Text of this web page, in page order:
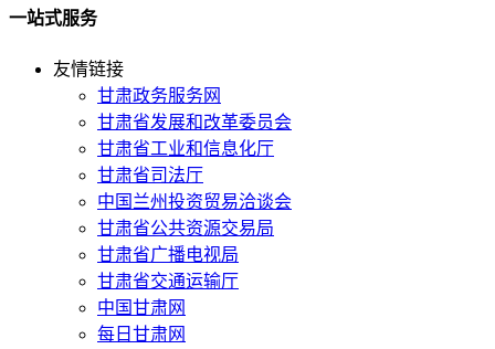
一站式服务
友情链接
甘肃政务服务网
甘肃省发展和改革委员会
甘肃省工业和信息化厅
甘肃省司法厅
中国兰州投资贸易洽谈会
甘肃省公共资源交易局
甘肃省广播电视局
甘肃省交通运输厅
中国甘肃网
每日甘肃网